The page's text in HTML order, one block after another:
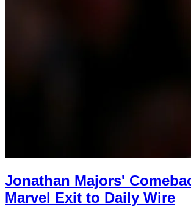
Jonathan Majors'
Marvel Exit to Daily Wire